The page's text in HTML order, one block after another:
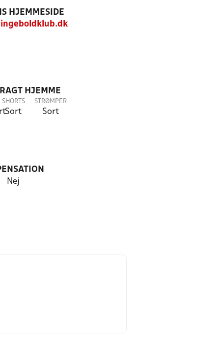
HJEMMESIDE
HJEMME
SHORTS
Sort
STRØMPER
Sort
Nej